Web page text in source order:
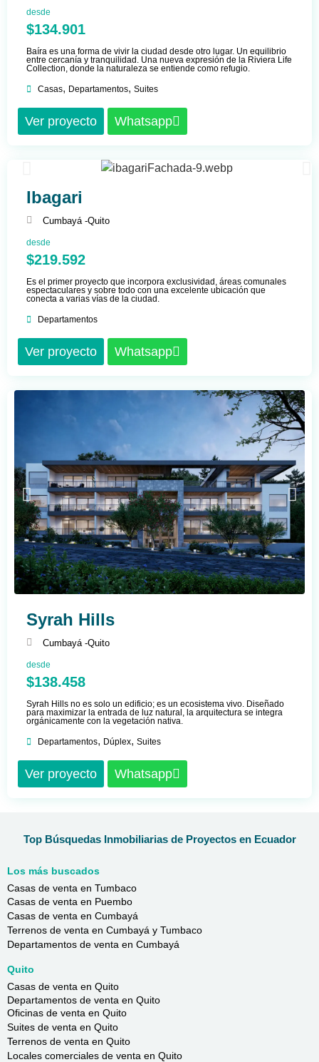
desde
$134.901
Baíra es una forma de vivir la ciudad desde otro lugar. Un equilibrio
entre cercanía y tranquilidad. Una nueva expresión de la Riviera Life
Collection, donde la naturaleza se entiende como refugio.
Casas, Departamentos, Suites
Ver proyecto Whatsapp
Ibagari
Cumbayá -Quito
desde
$219.592
Es el primer proyecto que incorpora exclusividad, áreas comunales
espectaculares y sobre todo con una excelente ubicación que
conecta a varias vías de la ciudad.
Departamentos
Ver proyecto Whatsapp
Syrah Hills
Cumbayá -Quito
desde
$138.458
Syrah Hills no es solo un edificio; es un ecosistema vivo. Diseñado
para maximizar la entrada de luz natural, la arquitectura se integra
orgánicamente con la vegetación nativa.
Departamentos, Dúplex, Suites
Ver proyecto Whatsapp
Top Búsquedas Inmobiliarias de Proyectos en Ecuador
Los más buscados
Casas de venta en Tumbaco
Casas de venta en Puembo
Casas de venta en Cumbayá
Terrenos de venta en Cumbayá y Tumbaco
Departamentos de venta en Cumbayá
Quito
Casas de venta en Quito
Departamentos de venta en Quito
Oficinas de venta en Quito
Suites de venta en Quito
Terrenos de venta en Quito
Locales comerciales de venta en Quito